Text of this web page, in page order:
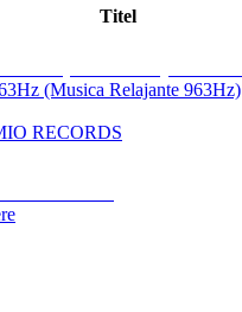
Titel
(Musica Relajante 963Hz)
RECORDS